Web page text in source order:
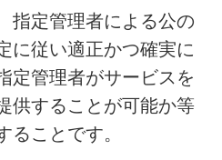
指定管理者による公の
に従い適正かつ確実に
定管理者がサービスを
供することが可能か等
ることです。